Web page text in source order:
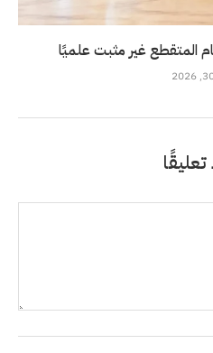
المتقطع غير مثبت علميًا
تعليقًا